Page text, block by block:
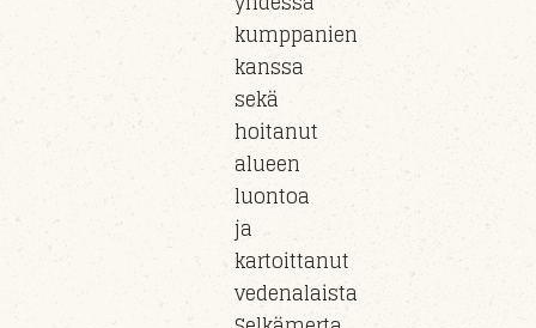
kumppanien
kanssa
sekä
hoitanut
alueen
luontoa
ja
kartoittanut
vedenalaista